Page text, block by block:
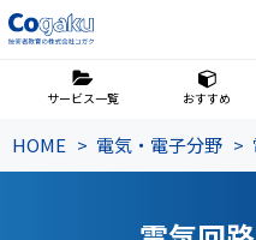
サービス一覧 おすすめ
HOME 電気・電子分野